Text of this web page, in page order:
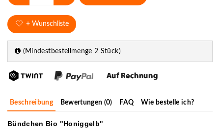
+ Wunschliste
(Mindestbestellmenge 2 Stück)
Beschreibung Bewertungen (0) FAQ Wie bestelle ich?
Bündchen Bio "Honiggelb"